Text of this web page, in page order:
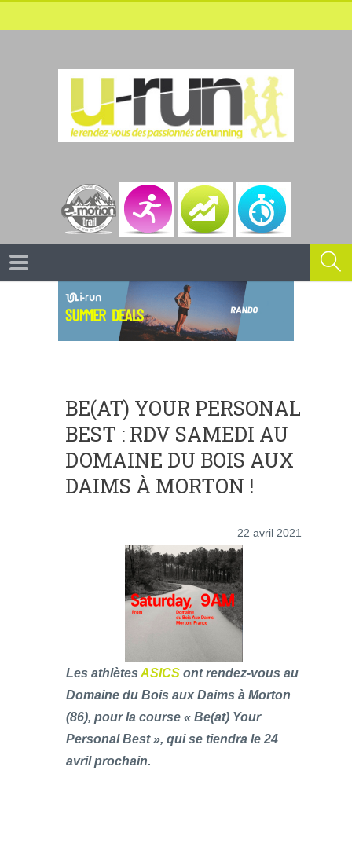
BE(AT) YOUR PERSONAL
BEST : RDV SAMEDI AU
DOMAINE DU BOIS AUX
DAIMS À MORTON !
22 avril 2021
Les athlètes ASICS ont rendez-vous au
Domaine du Bois aux Daims à Morton
(86), pour la course « Be(at) Your
Personal Best », qui se tiendra le 24
avril prochain.